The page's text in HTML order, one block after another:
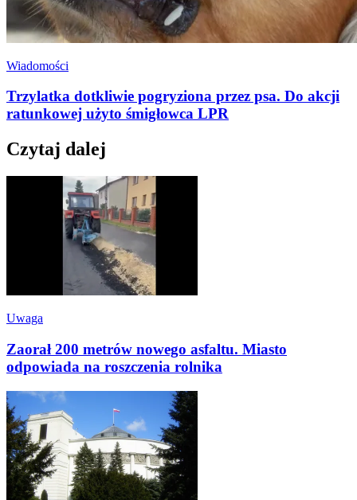
Wiadomości
Trzylatka dotkliwie pogryziona przez psa. Do akcji
ratunkowej użyto śmigłowca LPR
Czytaj dalej
Uwaga
Zaorał 200 metrów nowego asfaltu. Miasto
odpowiada na roszczenia rolnika